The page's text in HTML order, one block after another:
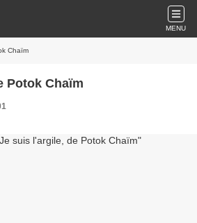
MENU
Chaïm
Potok Chaïm